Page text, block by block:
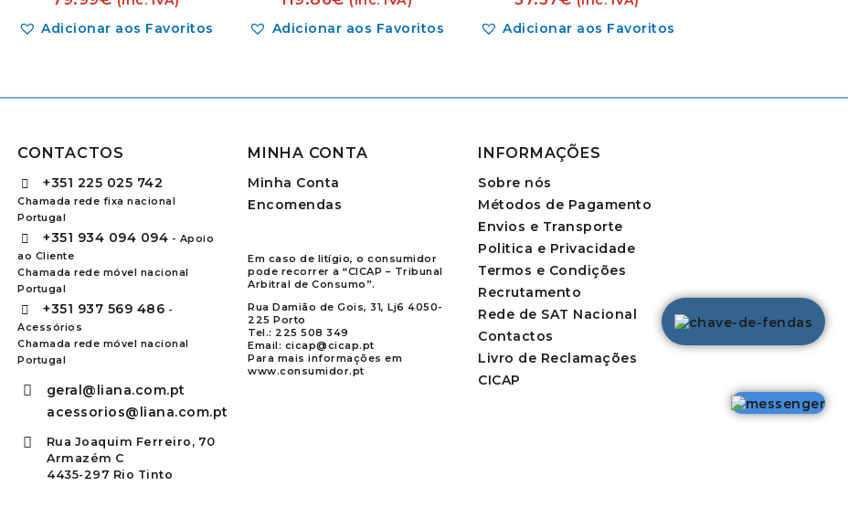
Adicionar aos Favoritos
Adicionar aos Favoritos
Adicionar aos Favoritos
CONTACTOS
+351 225 025 742
Chamada rede fixa nacional
Portugal
+351 934 094 094 - Apoio
ao Cliente
Chamada rede móvel nacional
Portugal
+351 937 569 486 -
Acessórios
Chamada rede móvel nacional
Portugal
geral@liana.com.pt
acessorios@liana.com.pt
Rua Joaquim Ferreiro, 70
Armazém C
4435-297 Rio Tinto
MINHA CONTA
Minha Conta
Encomendas
Em caso de litígio, o consumidor
pode recorrer a “CICAP – Tribunal
Arbitral de Consumo”.
Rua Damião de Gois, 31, Lj6 4050-
225 Porto
Tel.: 225 508 349
Email: cicap@cicap.pt
Para mais informações em
www.consumidor.pt
INFORMAÇÕES
Sobre nós
Métodos de Pagamento
Envios e Transporte
Politica e Privacidade
Termos e Condições
Recrutamento
Rede de SAT Nacional
Contactos
Livro de Reclamações
CICAP